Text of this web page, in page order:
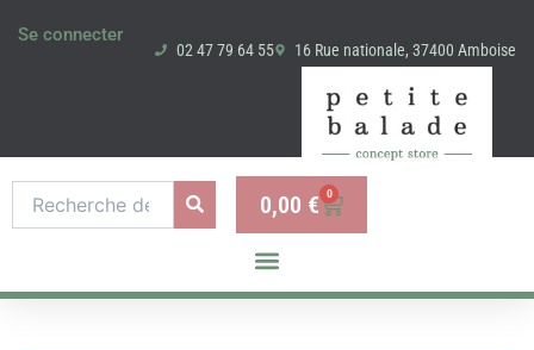
Se connecter
02 47 79 64 55 16 Rue nationale, 37400 Amboise
pour :
0,00 € 0
Panier